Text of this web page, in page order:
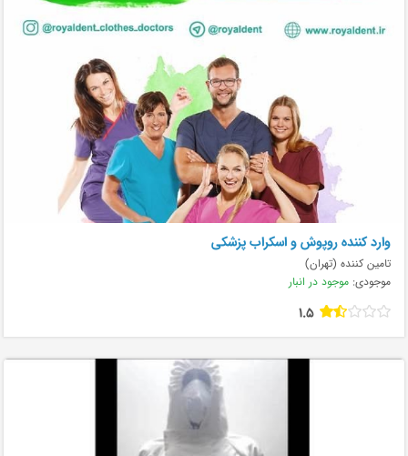
وارد کننده روپوش و اسکراب پزشکی
تامین کننده (تهران)
موجودی: موجود در انبار
1.5